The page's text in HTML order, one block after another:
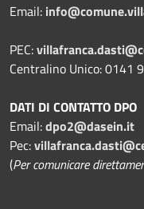
Email:
PEC:
Centralino Unico: 0141
DATI DI CONTATTO DPO
Email:dpo2@dasein.it
Pec:
(Per comunicare